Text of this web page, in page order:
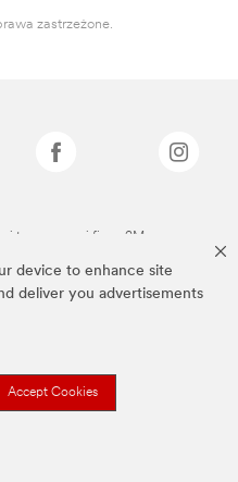
device to enhance site
deliver you advertisements
Accept Cookies
zastrzeżone.
towarowymi firmy 3M.